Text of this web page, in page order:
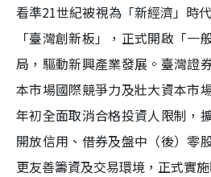
看準21世紀被視為「新經濟」時
「臺灣創新板」，正式開啟「一
局，驅動新興產業發展。臺灣證
本市場國際競爭力及壯大資本市
年初全面取消合格投資人限制，
開放信用、借券及盤中（後）零
更友善籌資及交易環境，正式實